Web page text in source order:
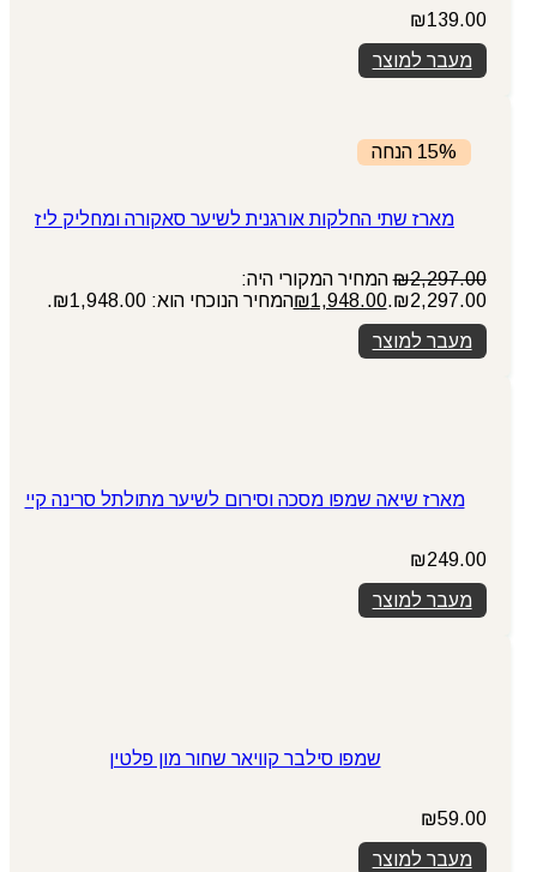
₪139.00
מעבר למוצר
15% הנחה
מארז שתי החלקות אורגנית לשיער סאקורה ומחליק ליז
₪2,297.00
המחיר המקורי היה:
₪2,297.00.
₪1,948.00
המחיר הנוכחי הוא: ₪1,948.00.
מעבר למוצר
מארז שיאה שמפו מסכה וסירום לשיער מתולתל סרינה קיי
₪249.00
מעבר למוצר
שמפו סילבר קוויאר שחור מון פלטין
₪59.00
מעבר למוצר